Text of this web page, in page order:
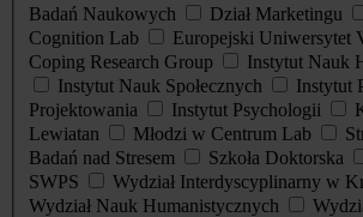
Badań Naukowych
Dział Marketingu
Cognition Lab
Europejski Uniwersytet
Coping Research Group
Instytut Nauk
Instytut Nauk Społecznych
Instytut
Projektowania
Instytut Psychologii
Lewiatan
Młodzi w Centrum Lab
Badań nad Stresem
Szkoła Doktorska
SWPS
Wydział Interdyscyplinarny w
Wydział Nauk Humanistycznych